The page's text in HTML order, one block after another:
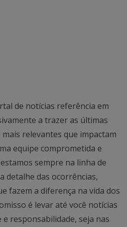
de notícias referência em
a trazer as últimas
relevantes que impactam
equipe comprometida e
sempre na linha de
detalhe das ocorrências,
fazem a diferença na vida dos
é levar até você notícias
e responsabilidade, seja nas